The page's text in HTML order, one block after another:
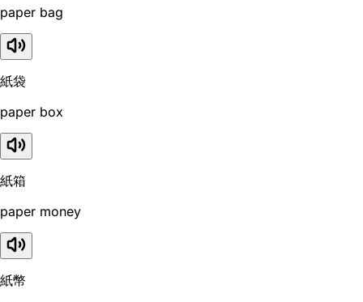
paper bag
紙袋
paper box
紙箱
paper money
紙幣